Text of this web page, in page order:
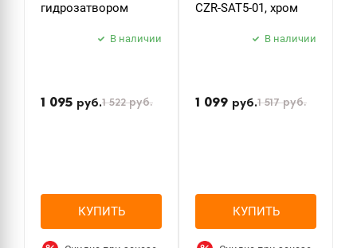
гидрозатвором
В наличии
1 095 руб.1 522руб.
КУПИТЬ
CZR-SAT5-01, хром
В наличии
1 099 руб.1 517руб.
КУПИТЬ